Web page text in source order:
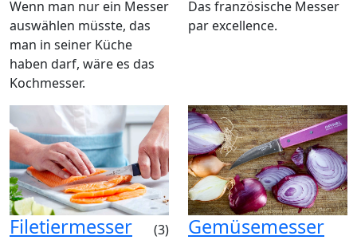
Wenn man nur ein Messer
auswählen müsste, das
man in seiner Küche
haben darf, wäre es das
Kochmesser.
Das französische Messer
par excellence.
Filetiermesser
(3)
Gemüsemesser